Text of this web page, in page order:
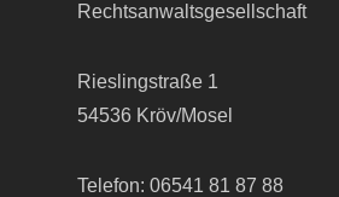
Rechtsanwaltsgesellschaft
Rieslingstraße 1
54536 Kröv/Mosel
Telefon: 06541 81 87 88